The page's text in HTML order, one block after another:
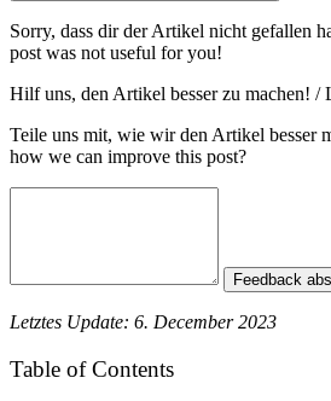
Sorry, dass dir der Artikel nicht gefallen
post was not useful for you!
Hilf uns, den Artikel besser zu machen! /
Teile uns mit, wie wir den Artikel besser
how we can improve this post?
Feedback
Letztes Update: 6. December 2023
Table of Contents